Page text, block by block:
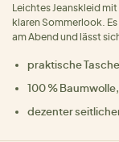
Leichtes Jeanskleid
klaren Sommerlook.
am Abend und lässt
praktische
100 %
dezenter